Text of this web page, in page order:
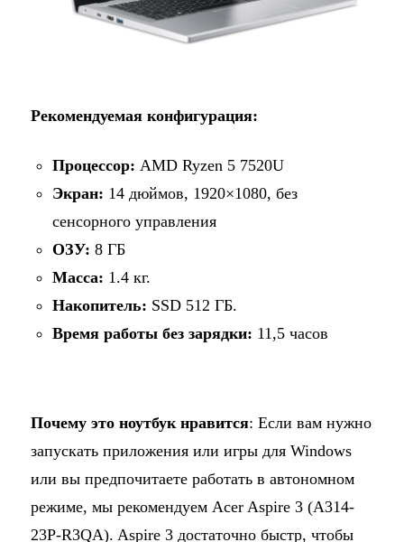
Рекомендуемая конфигурация:
Процессор: AMD Ryzen 5 7520U
Экран: 14 дюймов, 1920×1080, без
сенсорного управления
ОЗУ: 8 ГБ
Масса: 1.4 кг.
Накопитель: SSD 512 ГБ.
Время работы без зарядки: 11,5 часов
Почему это ноутбук нравится: Если вам нужно
запускать приложения или игры для Windows
или вы предпочитаете работать в автономном
режиме, мы рекомендуем Acer Aspire 3 (A314-
23P-R3QA). Aspire 3 достаточно быстр, чтобы